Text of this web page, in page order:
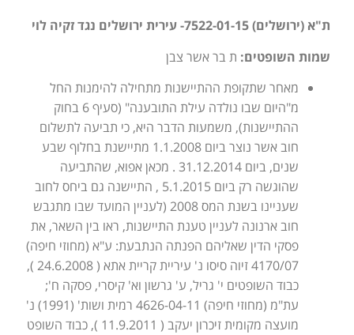
ת"א (ירושלים) 7522-01-15- עירית ירושלים נגד זקיה לוי
שמות השופטים: ת בר אשר צבן
מאחר שתקופת ההתיישנות מתחילה להימנות החל
מ"היום שבו נולדה עילת התובענה" (סעיף 6 בחוק
ההתיישנות), משמעות הדבר היא, כי תביעה לתשלום
חוב אשר נוצר ביום 1.1.2008 מתיישנת בחלוף שבע
שנים, ביום 31.12.2014 . מכאן אפוא, שהתביעה
שהוגשה רק ביום 5.1.2015 , התיישנה גם ביחס לחוב
שעניינו בשנת המס 2008 (לעניין המועד שבו מתגבש
חוב ארנונה לעניין טענת התיישנות, ראו בין השאר, את
פסקי הדין שאליהם הפנתה הנתבעת: ע"א (מחוזי חיפה)
4170/07 זיוה סיסו נ' עיריית קריית אתא ( 24.6.2008 ),
כבוד השופטים י' גריל, ע' גרשון וא' קיסרי, פסקה ח';
עת"מ (מחוזי חיפה) 4626-04-11 רמית ושות' (1991) נ'
מועצה מקומית זיכרון יעקב ( 11.9.2011 ), כבוד השופט